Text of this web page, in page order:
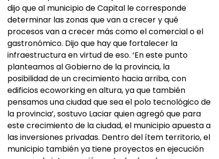
dijo que al municipio de Capital le corresponde
determinar las zonas que van a crecer y qué
procesos van a crecer más como el comercial o el
gastronómico. Dijo que hay que fortalecer la
infraestructura en virtud de eso. ‘En este punto
planteamos al Gobierno de la provincia, la
posibilidad de un crecimiento hacia arriba, con
edificios ecoworking en altura, ya que también
pensamos una ciudad que sea el polo tecnológico de
la provincia’, sostuvo Laciar quien agregó que para
este crecimiento de la ciudad, el municipio apuesta a
las inversiones privadas. Dentro del ítem territorio, el
municipio también ya tiene proyectos en ejecución